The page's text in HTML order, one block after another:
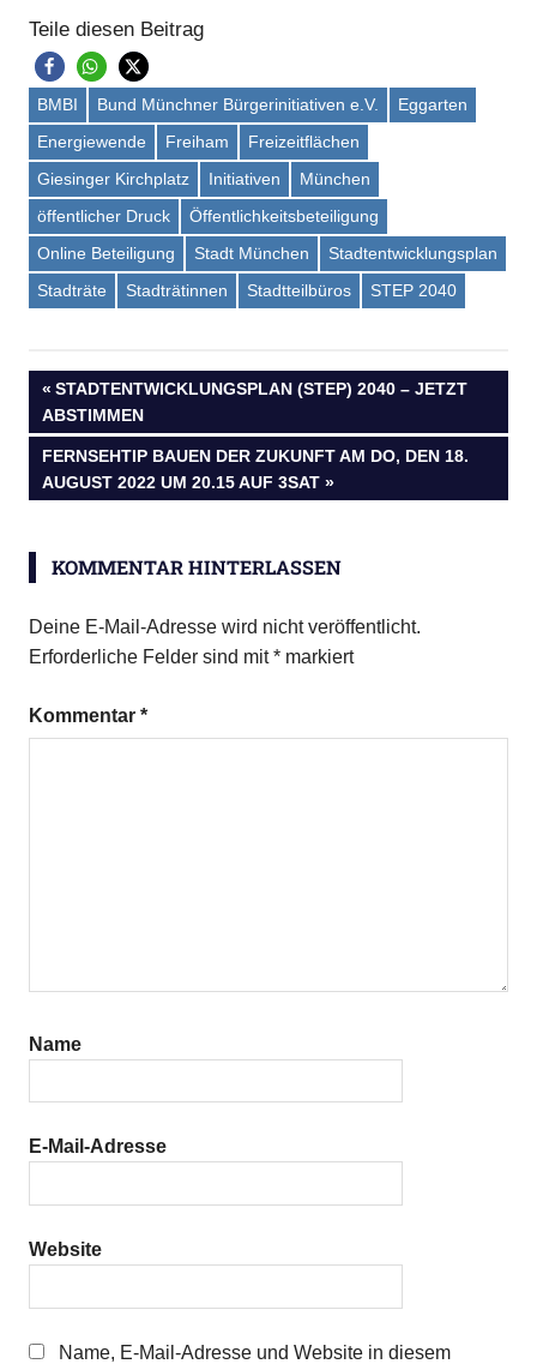
Teile diesen Beitrag
BMBI Bund Münchner Bürgerinitiativen e.V.
Eggarten
Energiewende
Freiham
Freizeitflächen
Giesinger Kirchplatz
Initiativen
München
öffentlicher Druck
Öffentlichkeitsbeteiligung
Online Beteiligung
Stadt München
Stadtentwicklungsplan
Stadträte
Stadträtinnen Stadtteilbüros STEP 2040
Beitragsnavigation
VORHERIGER
BEITRAG:
STADTENTWICKLUNGSPLAN (STEP) 2040 – JETZT
ABSTIMMEN
NÄCHSTER
BEITRAG:
FERNSEHTIP BAUEN DER ZUKUNFT AM DO, DEN 18.
AUGUST 2022 UM 20.15 AUF 3SAT
KOMMENTAR HINTERLASSEN
Deine E-Mail-Adresse wird nicht veröffentlicht.
Erforderliche Felder sind mit* markiert
Kommentar *
Name
E-Mail-Adresse
Website
Name, E-Mail-Adresse und Website in diesem